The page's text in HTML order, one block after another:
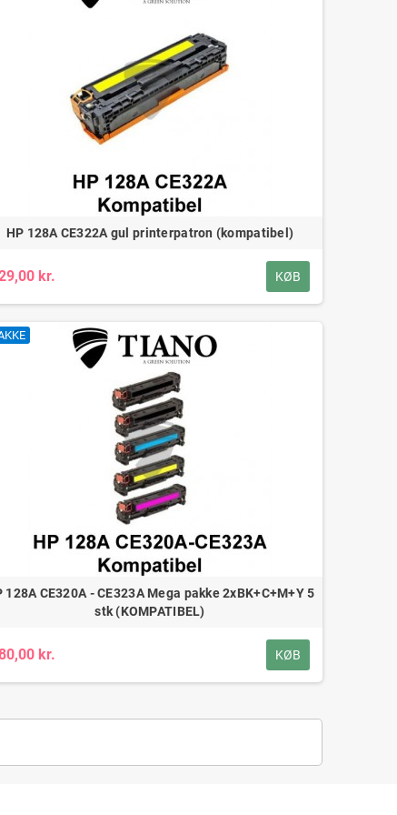
HP 128A CE322A gul printerpatron (kompatibel)
kr. KØB
128A CE320A - CE323A Mega pakke 2xBK+C+M+Y 5
stk (KOMPATIBEL)
kr. KØB